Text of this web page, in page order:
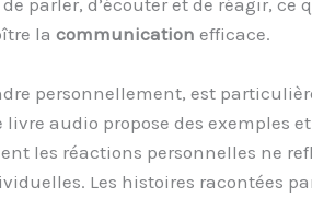
la communication efficace.
personnellement, est
audio propose des exemples
les réactions personnelles ne
Les histoires racontées